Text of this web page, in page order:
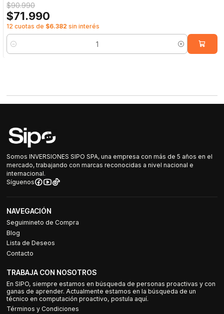
$90.990
$71.990
12 cuotas de $6.382 sin interés
Cantidad
Somos INVERSIONES SIPO SPA, una empresa con más de 5 años en el
mercado, trabajando con marcas reconocidas a nivel nacional e
internacional.
Síguenos
NAVEGACIÓN
Seguimineto de Compra
Blog
Lista de Deseos
Contacto
TRABAJA CON NOSOTROS
En SIPO, siempre estamos en búsqueda de personas proactivas y con
ganas de aprender. Actualmente estamos en la búsqueda de un
técnico en computación proactivo, postula aquí.
Términos y Condiciones